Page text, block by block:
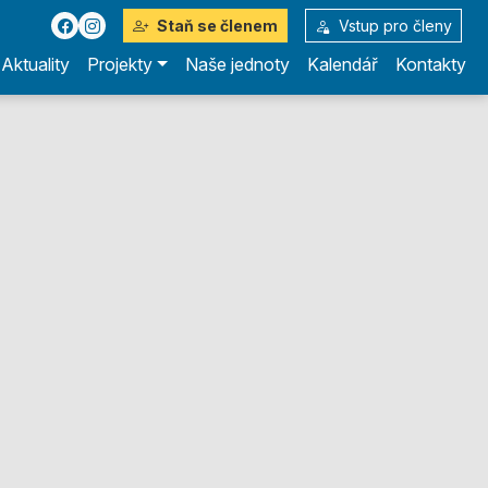
Staň se členem Vstup pro členy
Aktuality Projekty Naše jednoty Kalendář Kontakty